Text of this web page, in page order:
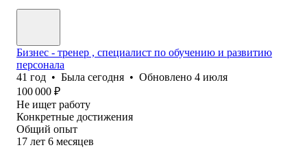
Бизнес - тренер , специалист по обучению и развитию
персонала
41 год • Была сегодня • Обновлено 4 июля
100 000 ₽
Не ищет работу
Конкретные достижения
Общий опыт
17 лет 6 месяцев